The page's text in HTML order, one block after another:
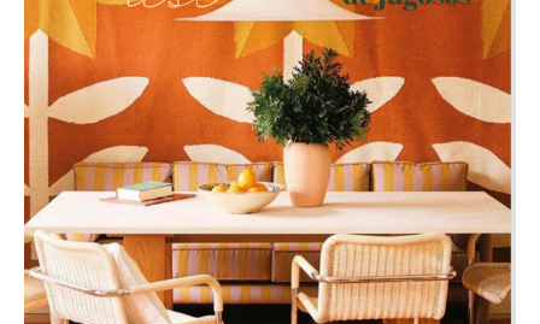
no
por
el
oriente